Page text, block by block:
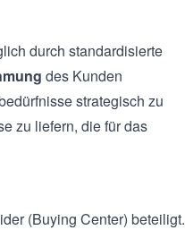
durch standardisierte
des Kunden
strategisch zu
zu liefern, die für das
(Buying Center) beteiligt.